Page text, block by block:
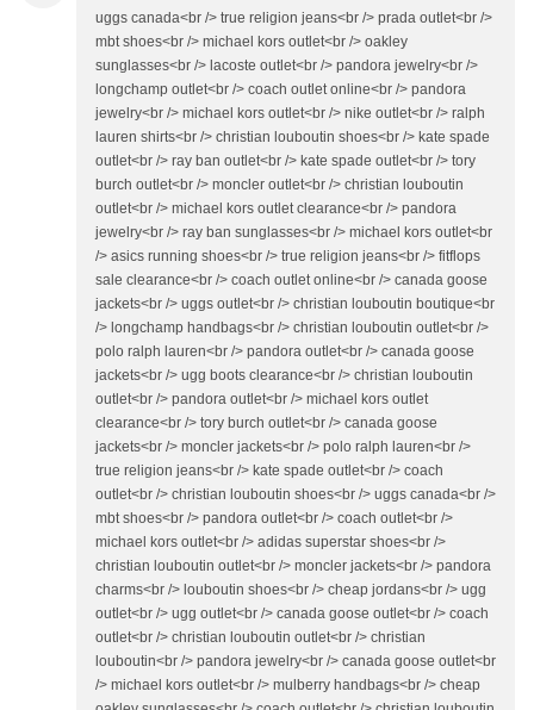
uggs canada<br /> true religion jeans<br /> prada outlet<br />
mbt shoes<br /> michael kors outlet<br /> oakley
sunglasses<br /> lacoste outlet<br /> pandora jewelry<br />
longchamp outlet<br /> coach outlet online<br /> pandora
jewelry<br /> michael kors outlet<br /> nike outlet<br /> ralph
lauren shirts<br /> christian louboutin shoes<br /> kate spade
outlet<br /> ray ban outlet<br /> kate spade outlet<br /> tory
burch outlet<br /> moncler outlet<br /> christian louboutin
outlet<br /> michael kors outlet clearance<br /> pandora
jewelry<br /> ray ban sunglasses<br /> michael kors outlet<br
/> asics running shoes<br /> true religion jeans<br /> fitflops
sale clearance<br /> coach outlet online<br /> canada goose
jackets<br /> uggs outlet<br /> christian louboutin boutique<br
/> longchamp handbags<br /> christian louboutin outlet<br />
polo ralph lauren<br /> pandora outlet<br /> canada goose
jackets<br /> ugg boots clearance<br /> christian louboutin
outlet<br /> pandora outlet<br /> michael kors outlet
clearance<br /> tory burch outlet<br /> canada goose
jackets<br /> moncler jackets<br /> polo ralph lauren<br />
true religion jeans<br /> kate spade outlet<br /> coach
outlet<br /> christian louboutin shoes<br /> uggs canada<br />
mbt shoes<br /> pandora outlet<br /> coach outlet<br />
michael kors outlet<br /> adidas superstar shoes<br />
christian louboutin outlet<br /> moncler jackets<br /> pandora
charms<br /> louboutin shoes<br /> cheap jordans<br /> ugg
outlet<br /> ugg outlet<br /> canada goose outlet<br /> coach
outlet<br /> christian louboutin outlet<br /> christian
louboutin<br /> pandora jewelry<br /> canada goose outlet<br
/> michael kors outlet<br /> mulberry handbags<br /> cheap